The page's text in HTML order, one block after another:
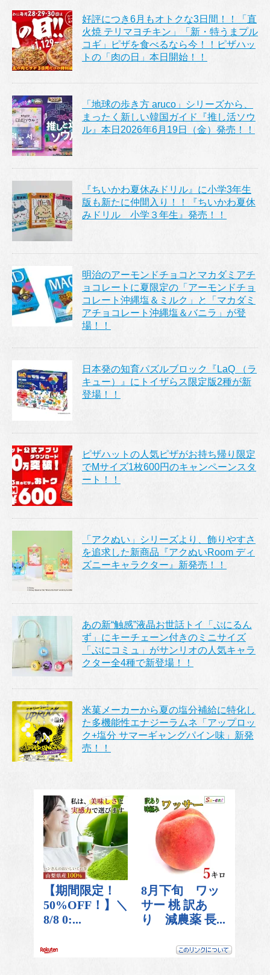
好評につき6月もオトクな3日間！！「直
火焼 テリマヨチキン」「新・特うまプル
コギ」ピザを食べるなら今！！ピザハッ
トの「肉の日」本日開始！！
「地球の歩き方 aruco」シリーズから、
まったく新しい韓国ガイド『推し活ソウ
ル』本日2026年6月19日（金）発売！！
『ちいかわ夏休みドリル』に小学3年生
版も新たに仲間入り！！『ちいかわ夏休
みドリル 小学３年生』発売！！
明治のアーモンドチョコとマカダミアチ
ョコレートに夏限定の「アーモンドチョ
コレート沖縄塩＆ミルク」と「マカダミ
アチョコレート沖縄塩＆バニラ」が登
場！！
日本発の知育パズルブロック『LaQ （ラ
キュー）』にトイザらス限定版2種が新
登場！！
ピザハットの人気ピザがお持ち帰り限定
でMサイズ1枚600円のキャンペーンスタ
ート！！
「アクぬい」シリーズより、飾りやすさ
を追求した新商品『アクぬいRoom ディ
ズニーキャラクター』新発売！！
あの新“触感”液晶お世話トイ「ぷにるん
ず」にキーチェーン付きのミニサイズ
「ぷにコミュ」がサンリオの人気キャラ
クター全4種で新登場！！
米菓メーカーから夏の塩分補給に特化し
た多機能性エナジーラムネ「アップロッ
ク+塩分 サマーギャングパイン味」新発
売！！